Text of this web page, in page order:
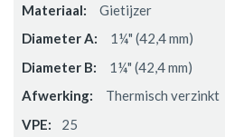
Gietijzer
1¼" (42,4 mm)
1¼" (42,4 mm)
Thermisch verzinkt
25